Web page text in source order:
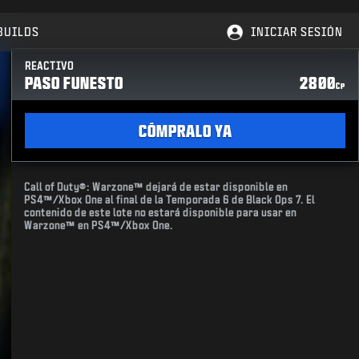
INICIAR SESIÓN
REACTIVO
PASO FUNESTO 2800CP
CÓMPRALO YA
Call of Duty®: Warzone™ dejará de estar disponible en
PS4™/Xbox One al final de la Temporada 6 de Black Ops 7. El
contenido de este lote no estará disponible para usar en
Warzone™ en PS4™/Xbox One.